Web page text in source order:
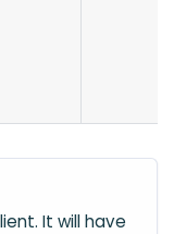
It will have